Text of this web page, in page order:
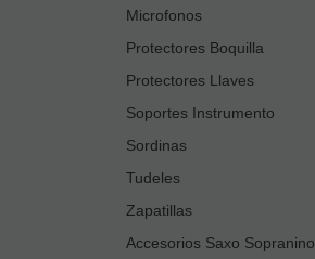
Microfonos
Protectores Boquilla
Protectores Llaves
Soportes Instrumento
Sordinas
Tudeles
Zapatillas
Accesorios Saxo Sopranino